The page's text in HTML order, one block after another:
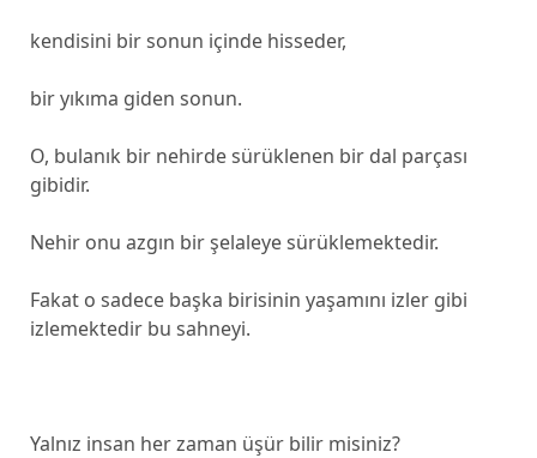
kendisini bir sonun içinde hisseder,
bir yıkıma giden sonun.
O, bulanık bir nehirde sürüklenen bir dal parçası
gibidir.
Nehir onu azgın bir şelaleye sürüklemektedir.
Fakat o sadece başka birisinin yaşamını izler gibi
izlemektedir bu sahneyi.
Yalnız insan her zaman üşür bilir misiniz?